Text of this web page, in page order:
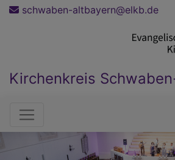
Direktschwaben-altbayern@elkb.de
Kirchenkreis
Hauptnavigation